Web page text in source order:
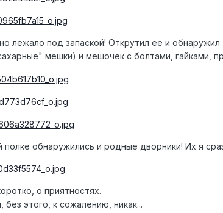
лежало под запаской! Открутил ее и
мешки) и мешочек с болтами, гайками,
обнаружились и родные дворники! Их я
о приятностях.
без этого, к сожалению, никак...